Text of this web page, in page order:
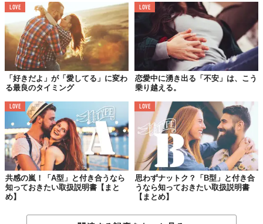
14.
あなたの耳たぶを引っ張る
15.
あなたのペニスに名前を付ける
LOVE
「好きだよ」が「愛してる」に変わ
る最良のタイミング
LOVE
恋愛中に湧き出る「不安」は、こう
乗り越える。
LOVE
共感の嵐！「A型」と付き合うなら
知っておきたい取扱説明書【まと
め】
LOVE
思わずナットク？「B型」と付き合
うなら知っておきたい取扱説明書
【まとめ】